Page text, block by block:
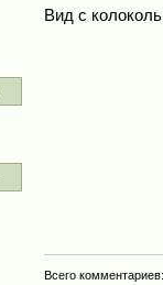
Вид с
Всего комментариев